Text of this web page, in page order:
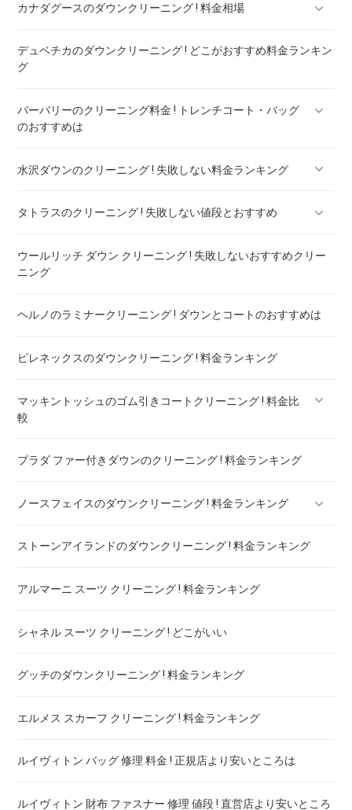
カナダグースのダウンクリーニング ! 料金相場
カナダグースのダウンのリペア ! 料金ランキング
デュベチカのダウンクリーニング ! どこがおすすめ料金ランキン
グ
バーバリーのクリーニング料金 ! トレンチコート・バッグ
のおすすめは
バーバリー ダウン クリーニング ! 料金ランキング
水沢ダウンのクリーニング ! 失敗しない料金ランキング
水沢ダウンのリペア ! 料金ランキング
タトラスのクリーニング ! 失敗しない値段とおすすめ
タトラスのダウンのリペア ! 料金ランキング
ウールリッチ ダウン クリーニング ! 失敗しないおすすめクリー
ニング
ヘルノのラミナークリーニング ! ダウンとコートのおすすめは
ピレネックスのダウンクリーニング ! 料金ランキング
マッキントッシュのゴム引きコートクリーニング ! 料金比
較
マッキントッシュフィロソフィー ボンディングコート クリー
プラダ ファー付きダウンのクリーニング ! 料金ランキング
ノースフェイスのダウンクリーニング ! 料金ランキング
ノースフェイスのダウンのリペア ! 料金ランキング
ストーンアイランドのダウンクリーニング ! 料金ランキング
アルマーニ スーツ クリーニング ! 料金ランキング
シャネル スーツ クリーニング ! どこがいい
グッチのダウンクリーニング ! 料金ランキング
エルメス スカーフ クリーニング ! 料金ランキング
ルイヴィトン バッグ 修理 料金 ! 正規店より安いところは
ルイヴィトン 財布 ファスナー 修理 値段 ! 直営店より安いところ